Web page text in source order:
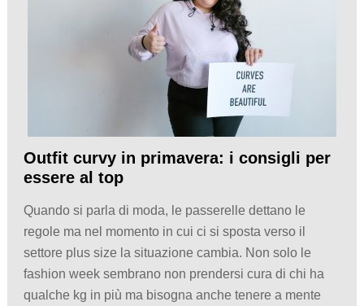
Outfit curvy in primavera: i consigli per
essere al top
Quando si parla di moda, le passerelle dettano le
regole ma nel momento in cui ci si sposta verso il
settore plus size la situazione cambia. Non solo le
fashion week sembrano non prendersi cura di chi ha
qualche kg in più ma bisogna anche tenere a mente